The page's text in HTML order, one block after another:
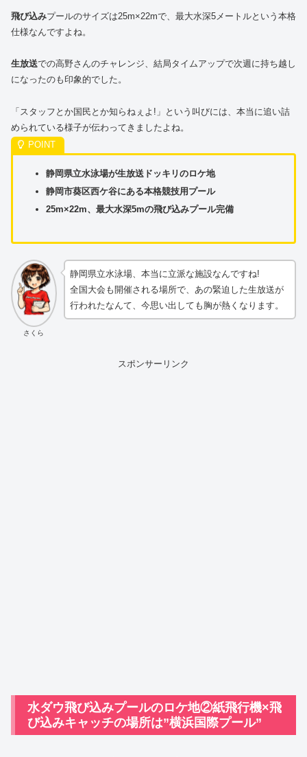
飛び込みプールのサイズは25m×22mで、最大水深5メートルという本格
仕様なんですよね。
生放送での高野さんのチャレンジ、結局タイムアップで次週に持ち越し
になったのも印象的でした。
「スタッフとか国民とか知らねぇよ!」という叫びには、本当に追い詰
められている様子が伝わってきましたよね。
静岡県立水泳場が生放送ドッキリのロケ地
静岡市葵区西ケ谷にある本格競技用プール
25m×22m、最大水深5mの飛び込みプール完備
さくら
静岡県立水泳場、本当に立派な施設なんですね!
全国大会も開催される場所で、あの緊迫した生放送が
行われたなんて、今思い出しても胸が熱くなります。
スポンサーリンク
水ダウ飛び込みプールのロケ地②紙飛行機×飛
び込みキャッチの場所は”横浜国際プール”